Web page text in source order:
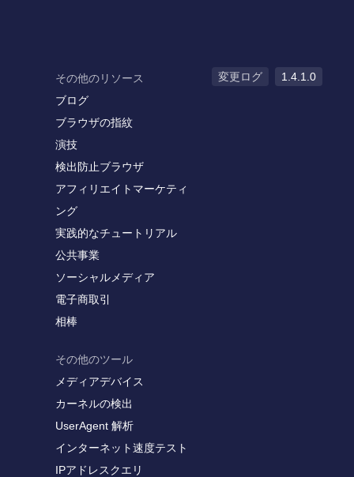
その他のリソース
ブログ
ブラウザの指紋
演技
検出防止ブラウザ
アフィリエイトマーケティ
ング
実践的なチュートリアル
公共事業
ソーシャルメディア
電子商取引
相棒
その他のツール
メディアデバイス
カーネルの検出
UserAgent 解析
インターネット速度テスト
IPアドレスクエリ
変更ログ 1.4.1.0